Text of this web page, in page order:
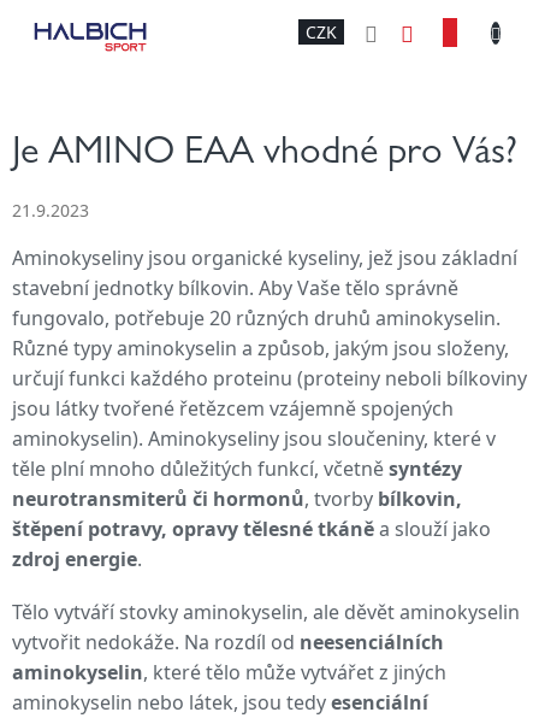
CZK
Je AMINO EAA vhodné pro Vás?
21.9.2023
Aminokyseliny jsou organické kyseliny, jež jsou základní
stavební jednotky bílkovin. Aby Vaše tělo správně
fungovalo, potřebuje 20 různých druhů aminokyselin.
Různé typy aminokyselin a způsob, jakým jsou složeny,
určují funkci každého proteinu (proteiny neboli bílkoviny
jsou látky tvořené řetězcem vzájemně spojených
aminokyselin). Aminokyseliny jsou sloučeniny, které v
těle plní mnoho důležitých funkcí, včetněsyntézy
neurotransmiterů či hormonů, tvorby bílkovin,
štěpení potravy, opravy tělesné tkáněa slouží jako
zdroj energie.
Tělo vytváří stovky aminokyselin, ale děvět aminokyselin
vytvořit nedokáže. Na rozdíl od neesenciálních
aminokyselin, které tělo může vytvářet z jiných
aminokyselin nebo látek, jsou tedyesenciální